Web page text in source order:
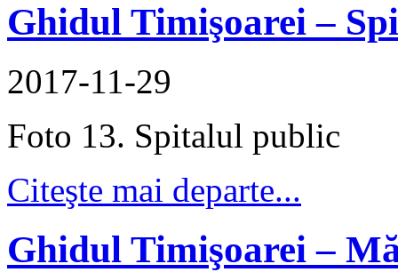
Ghidul Timişoarei –
2017-11-29
Foto 13. Spitalul public
Citeşte mai departe...
Ghidul Timişoarei –